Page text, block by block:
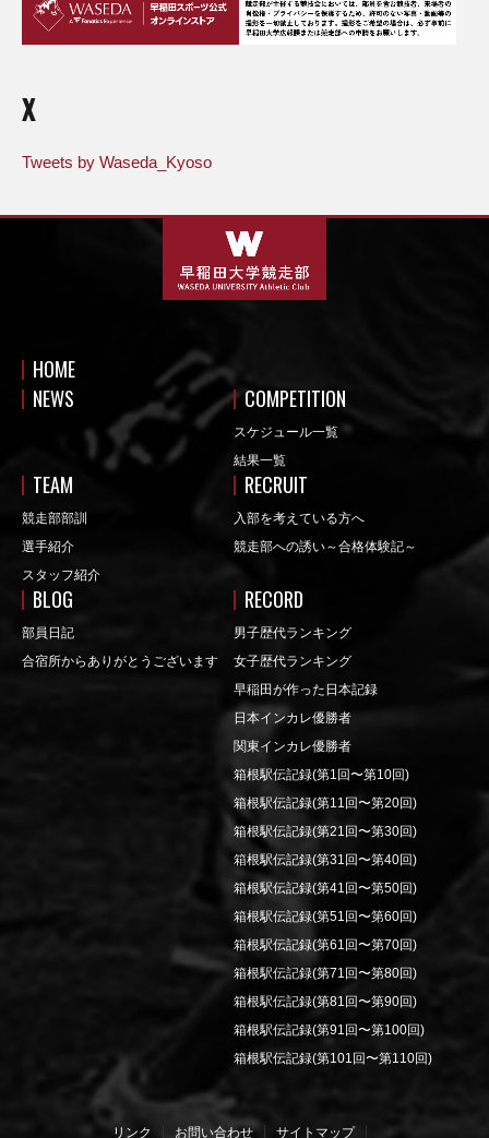
X
Tweets by Waseda_Kyoso
HOME
NEWS
COMPETITION
スケジュール一覧
結果一覧
TEAM
競走部部訓
選手紹介
スタッフ紹介
RECRUIT
入部を考えている方へ
競走部への誘い～合格体験記～
BLOG
部員日記
合宿所からありがとうございます
RECORD
男子歴代ランキング
女子歴代ランキング
早稲田が作った日本記録
日本インカレ優勝者
関東インカレ優勝者
箱根駅伝記録(第1回〜第10回)
箱根駅伝記録(第11回〜第20回)
箱根駅伝記録(第21回〜第30回)
箱根駅伝記録(第31回〜第40回)
箱根駅伝記録(第41回〜第50回)
箱根駅伝記録(第51回〜第60回)
箱根駅伝記録(第61回〜第70回)
箱根駅伝記録(第71回〜第80回)
箱根駅伝記録(第81回〜第90回)
箱根駅伝記録(第91回〜第100回)
箱根駅伝記録(第101回〜第110回)
リンク お問い合わせ サイトマップ